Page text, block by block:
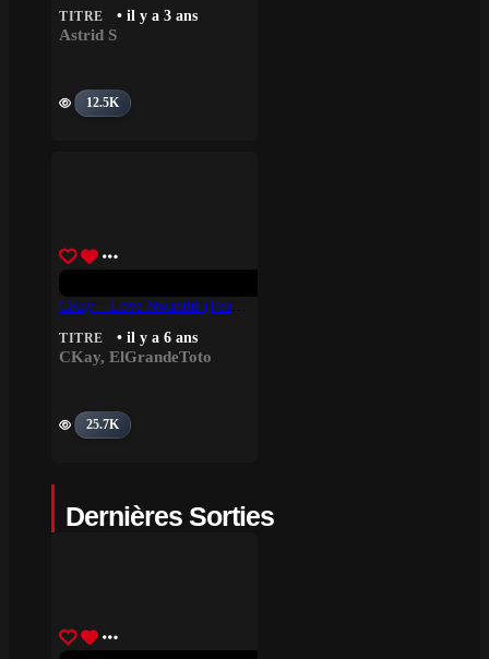
TITRE • il y a 3 ans
Astrid S
12.5K
TITRE • il y a 6 ans
CKay, ElGrandeToto
25.7K
Dernières Sorties